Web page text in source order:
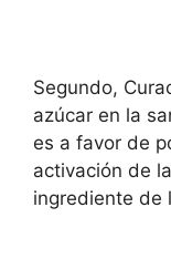
Segundo,
azúcar en la
es a favor de
activación de
ingrediente de